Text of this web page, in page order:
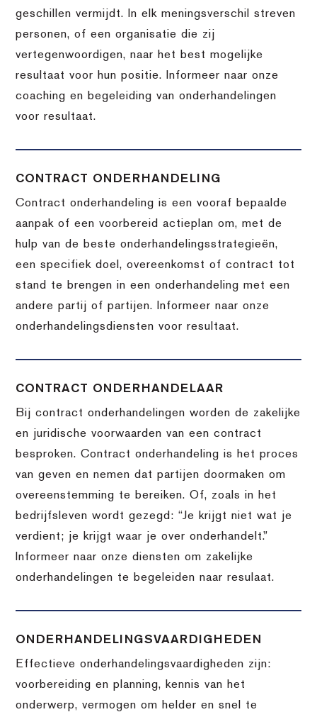
geschillen vermijdt. In elk meningsverschil streven
personen, of een organisatie die zij
vertegenwoordigen, naar het best mogelijke
resultaat voor hun positie. Informeer naar onze
coaching en begeleiding van onderhandelingen
voor resultaat.
CONTRACT ONDERHANDELING
Contract onderhandeling is een vooraf bepaalde
aanpak of een voorbereid actieplan om, met de
hulp van de beste onderhandelingsstrategieën,
een specifiek doel, overeenkomst of contract tot
stand te brengen in een onderhandeling met een
andere partij of partijen. Informeer naar onze
onderhandelingsdiensten voor resultaat.
CONTRACT ONDERHANDELAAR
Bij contract onderhandelingen worden de zakelijke
en juridische voorwaarden van een contract
besproken. Contract onderhandeling is het proces
van geven en nemen dat partijen doormaken om
overeenstemming te bereiken. Of, zoals in het
bedrijfsleven wordt gezegd: “Je krijgt niet wat je
verdient; je krijgt waar je over onderhandelt.”
Informeer naar onze diensten om zakelijke
onderhandelingen te begeleiden naar resulaat.
ONDERHANDELINGSVAARDIGHEDEN
Effectieve onderhandelingsvaardigheden zijn:
voorbereiding en planning, kennis van het
onderwerp, vermogen om helder en snel te